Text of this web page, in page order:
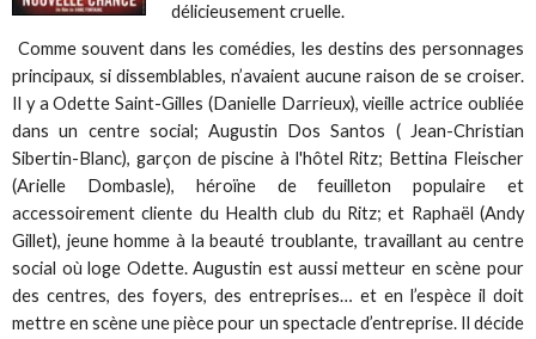
délicieusement cruelle.
Comme souvent dans les comédies, les destins des personnages
principaux, si dissemblables, n’avaient aucune raison de se croiser.
Il y a Odette Saint-Gilles (Danielle Darrieux), vieille actrice oubliée
dans un centre social; Augustin Dos Santos ( Jean-Christian
Sibertin-Blanc), garçon de piscine à l'hôtel Ritz; Bettina Fleischer
(Arielle Dombasle), héroïne de feuilleton populaire et
accessoirement cliente du Health club du Ritz; et Raphaël (Andy
Gillet), jeune homme à la beauté troublante, travaillant au centre
social où loge Odette. Augustin est aussi metteur en scène pour
des centres, des foyers, des entreprises… et en l’espèce il doit
mettre en scène une pièce pour un spectacle d’entreprise. Il décide